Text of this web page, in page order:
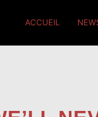
ACCUEIL